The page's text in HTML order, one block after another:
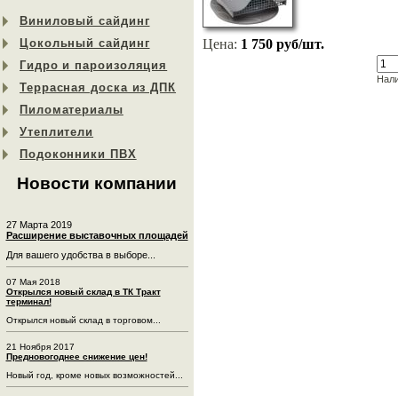
Виниловый сайдинг
Цокольный сайдинг
Гидро и пароизоляция
Террасная доска из ДПК
Пиломатериалы
Утеплители
Подоконники ПВХ
Новости компании
27 Марта 2019
Расширение выставочных площадей
Для вашего удобства в выборе...
07 Мая 2018
Открылся новый склад в ТК Тракт
терминал!
Открылся новый склад в торговом...
21 Ноября 2017
Предновогоднее снижение цен!
Новый год, кроме новых возможностей...
Цена: 1 750 руб/шт.